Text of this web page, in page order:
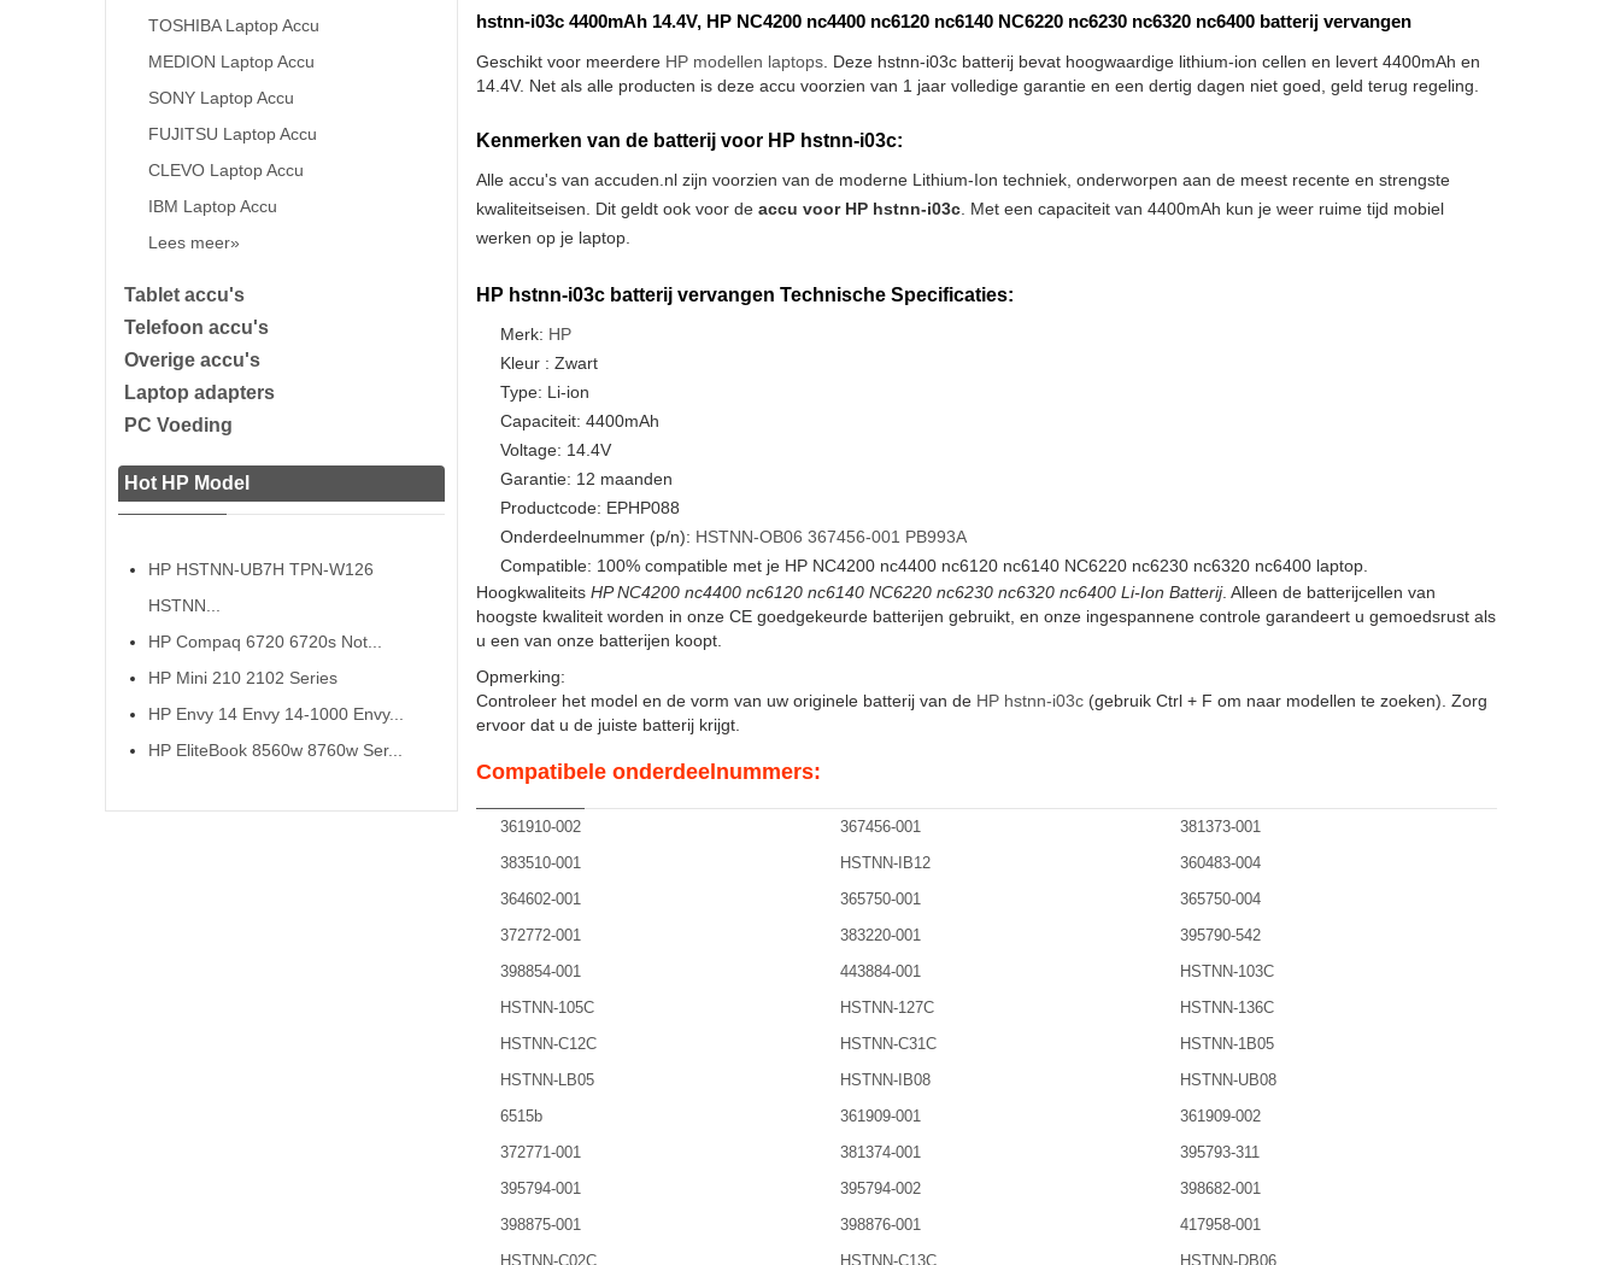
TOSHIBA Laptop Accu
MEDION Laptop Accu
SONY Laptop Accu
FUJITSU Laptop Accu
CLEVO Laptop Accu
IBM Laptop Accu
Lees meer»
Tablet accu's
Telefoon accu's
Overige accu's
Laptop adapters
PC Voeding
Hot HP Model
HP HSTNN-UB7H TPN-W126
HSTNN...
HP Compaq 6720 6720s Not...
HP Mini 210 2102 Series
HP Envy 14 Envy 14-1000 Envy...
HP EliteBook 8560w 8760w Ser...
hstnn-i03c 4400mAh 14.4V, HP NC4200 nc4400 nc6120 nc6140 NC6220 nc6230 nc6320 nc6400 batterij vervangen
Geschikt voor meerdere HP modellen laptops. Deze hstnn-i03c batterij bevat hoogwaardige lithium-ion cellen en levert 4400mAh en
14.4V. Net als alle producten is deze accu voorzien van 1 jaar volledige garantie en een dertig dagen niet goed, geld terug regeling.
Kenmerken van de batterij voor HP hstnn-i03c:
Alle accu's van accuden.nl zijn voorzien van de moderne Lithium-Ion techniek, onderworpen aan de meest recente en strengste
kwaliteitseisen. Dit geldt ook voor de accu voor HP hstnn-i03c. Met een capaciteit van 4400mAh kun je weer ruime tijd mobiel
werken op je laptop.
HP hstnn-i03c batterij vervangen Technische Specificaties:
Merk: HP
Kleur : Zwart
Type: Li-ion
Capaciteit: 4400mAh
Voltage: 14.4V
Garantie: 12 maanden
Productcode: EPHP088
Onderdeelnummer (p/n): HSTNN-OB06 367456-001 PB993A
Compatible: 100% compatible met je HP NC4200 nc4400 nc6120 nc6140 NC6220 nc6230 nc6320 nc6400 laptop.
Hoogkwaliteits HP NC4200 nc4400 nc6120 nc6140 NC6220 nc6230 nc6320 nc6400 Li-Ion Batterij. Alleen de batterijcellen van
hoogste kwaliteit worden in onze CE goedgekeurde batterijen gebruikt, en onze ingespannene controle garandeert u gemoedsrust als
u een van onze batterijen koopt.
Opmerking:
Controleer het model en de vorm van uw originele batterij van de HP hstnn-i03c(gebruik Ctrl + F om naar modellen te zoeken). Zorg
ervoor dat u de juiste batterij krijgt.
Compatibele onderdeelnummers:
361910-002 367456-001
381373-001
383510-001
HSTNN-IB12
360483-004
364602-001
365750-001
365750-004
372772-001
383220-001
395790-542
398854-001
443884-001
HSTNN-103C
HSTNN-105C
HSTNN-127C
HSTNN-136C
HSTNN-C12C
HSTNN-C31C
HSTNN-1B05
HSTNN-LB05
HSTNN-IB08
HSTNN-UB08
6515b
361909-001
361909-002
372771-001
381374-001
395793-311
395794-001
395794-002
398682-001
398875-001
398876-001
417958-001
HSTNN-C02C
HSTNN-C13C
HSTNN-DB06